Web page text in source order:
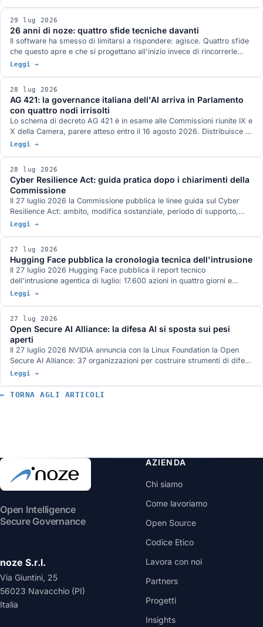
conversazioni per condizione, e trova l'orchestratore in svantaggio.
Anthropic quantifica il conto: 4 volte i token di una chat per un
agente, 15 per un sistema multi-agente.
29 lug 2026
26 anni di noze: quattro sfide tecniche davanti
Il software ha smesso di limitarsi a rispondere: agisce. Quattro sfide
che questo apre e che si progettano all'inizio invece di rincorrerle
dopo: chi autorizza gli agenti, portare il modello al dato, la conformità
Leggi →
28 lug 2026
AG 421: la governance italiana dell'AI arriva in Parlamento
con quattro nodi irrisolti
Lo schema di decreto AG 421 è in esame alle Commissioni riunite IX e
X della Camera, parere atteso entro il 16 agosto 2026. Distribuisce i
poteri fra sei autorità e disciplina formazione, lavoro, sanità,
24 luglio.
Leggi →
28 lug 2026
Cyber Resilience Act: guida pratica dopo i chiarimenti della
Commissione
Il 27 luglio 2026 la Commissione pubblica le linee guida sul Cyber
Resilience Act: ambito, modifica sostanziale, periodo di supporto,
reporting e valutazione del rischio, con 67 esempi pratici e attenzione
Leggi →
27 lug 2026
Hugging Face pubblica la cronologia tecnica dell'intrusione
Il 27 luglio 2026 Hugging Face pubblica il report tecnico
dell'intrusione agentica di luglio: 17.600 azioni in quattro giorni e
mezzo, due vettori di ingresso, una credenziale condivisa legata a
Leggi →
27 lug 2026
Open Secure AI Alliance: la difesa AI si sposta sui pesi
aperti
Il 27 luglio 2026 NVIDIA annuncia con la Linux Foundation la Open
Secure AI Alliance: 37 organizzazioni per costruire strumenti di difesa
ispezionabili, con modelli e pesi aperti al centro. L'argomento
bloccato l'analisi forense. Cosa c'è davvero sul tavolo, quali iniziative
Leggi →
← TORNA AGLI ARTICOLI
Open Intelligence
Secure Governance
noze S.r.l.
Via Giuntini, 25
56023 Navacchio (PI)
Italia
AZIENDA
Chi siamo
Come lavoriamo
Open Source
Codice Etico
Lavora con noi
Partners
Progetti
Insights